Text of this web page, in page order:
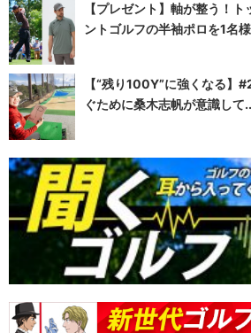
【プレゼント】軸が整う！
ントゴルフの半袖ポロを1名
【“残り100Y”に強くなる】
ぐために桑木志帆が意識して